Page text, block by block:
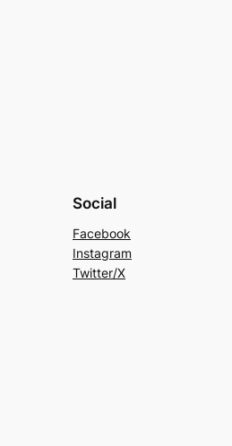
Social
Facebook
Instagram
Twitter/X